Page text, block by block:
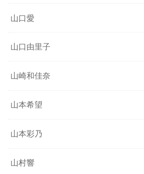
山口愛
山口由里子
山崎和佳奈
山本希望
山本彩乃
山村響